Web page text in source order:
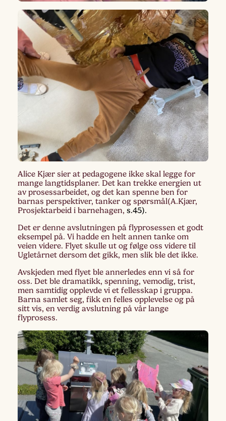
Alice Kjær sier at pedagogene ikke skal legge for
mange langtidsplaner. Det kan trekke energien ut
av prosessarbeidet, og det kan spenne ben for
barnas perspektiver, tanker og spørsmål(A.Kjær,
Prosjektarbeid i barnehagen, s.45).
Det er denne avslutningen på flyprosessen et godt
eksempel på. Vi hadde en helt annen tanke om
veien videre. Flyet skulle ut og følge oss videre til
Ugletårnet dersom det gikk, men slik ble det ikke.
Avskjeden med flyet ble annerledes enn vi så for
oss. Det ble dramatikk, spenning, vemodig, trist,
men samtidig opplevde vi et fellesskap i gruppa.
Barna samlet seg, fikk en felles opplevelse og på
sitt vis, en verdig avslutning på vår lange
flyprosess.